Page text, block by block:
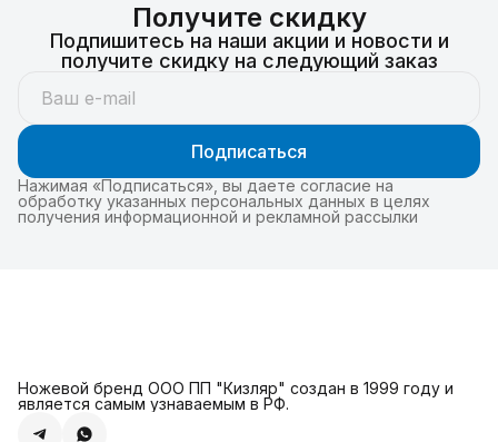
Получите скидку
Подпишитесь на наши акции и новости и
получите скидку на следующий заказ
Подписаться
Нажимая «Подписаться», вы даете согласие на
обработку указанных персональных данных в целях
получения информационной и рекламной рассылки
Ножевой бренд ООО ПП "Кизляр" создан в 1999 году и
является самым узнаваемым в РФ.